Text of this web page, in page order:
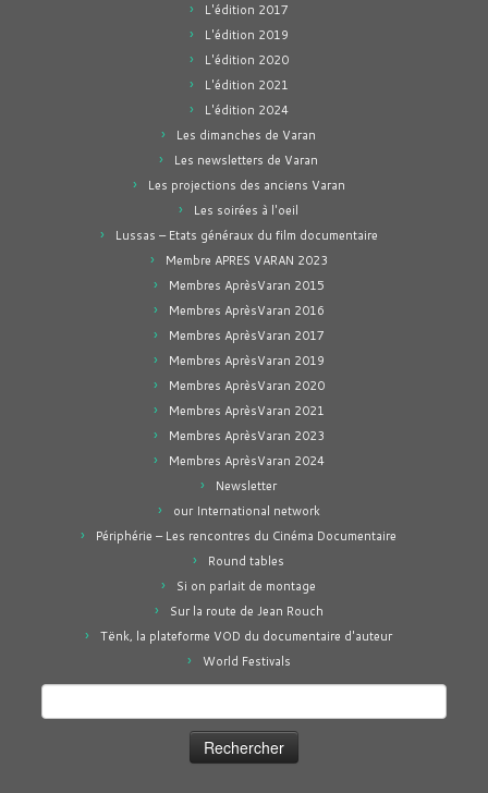
L'édition 2017
L'édition 2019
L'édition 2020
L'édition 2021
L'édition 2024
Les dimanches de Varan
Les newsletters de Varan
Les projections des anciens Varan
Les soirées à l'oeil
Lussas – Etats généraux du film documentaire
Membre APRES VARAN 2023
Membres AprèsVaran 2015
Membres AprèsVaran 2016
Membres AprèsVaran 2017
Membres AprèsVaran 2019
Membres AprèsVaran 2020
Membres AprèsVaran 2021
Membres AprèsVaran 2023
Membres AprèsVaran 2024
Newsletter
our International network
Périphérie – Les rencontres du Cinéma Documentaire
Round tables
Si on parlait de montage
Sur la route de Jean Rouch
Tënk, la plateforme VOD du documentaire d'auteur
World Festivals